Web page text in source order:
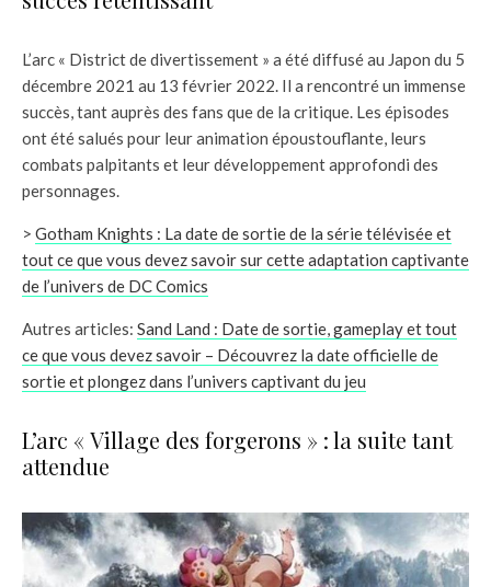
L’arc « District de divertissement » a été diffusé au Japon du 5
décembre 2021 au 13 février 2022. Il a rencontré un immense
succès, tant auprès des fans que de la critique. Les épisodes
ont été salués pour leur animation époustouflante, leurs
combats palpitants et leur développement approfondi des
personnages.
> Gotham Knights : La date de sortie de la série télévisée et
tout ce que vous devez savoir sur cette adaptation captivante
de l’univers de DC Comics
Autres articles: Sand Land : Date de sortie, gameplay et tout
ce que vous devez savoir – Découvrez la date officielle de
sortie et plongez dans l’univers captivant du jeu
L’arc « Village des forgerons » : la suite tant
attendue